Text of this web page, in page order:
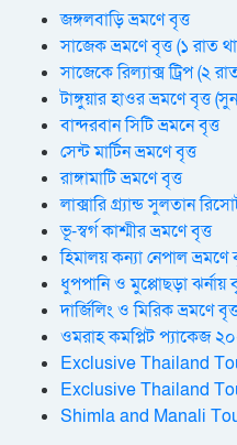
জঙ্গলবাড়ি ভ্রমণে বৃত্ত
সাজেক ভ্রমণে বৃত্ত (১ রাত
সাজেকে রিল্যাক্স ট্রিপ (২
টাঙ্গুয়ার হাওর ভ্রমণে বৃত্ত
বান্দরবান সিটি ভ্রমনে বৃত্ত
সেন্ট মার্টিন ভ্রমণে বৃত্ত
রাঙ্গামাটি ভ্রমণে বৃত্ত
লাক্সারি গ্র্যান্ড সুলতান
ভূ-স্বর্গ কাশ্মীর ভ্রমণে বৃত্ত
হিমালয় কন্যা নেপাল
ধুপপানি ও মুপ্পোছড়া ঝর্নায়
দার্জিলিং ও মিরিক ভ্রমণে
ওমরাহ কমপ্লিট প্যাকেজ
Exclusive Thailand
Exclusive Thailand
Shimla and Manali